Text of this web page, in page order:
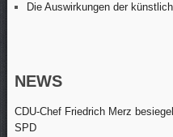
Die Auswirkungen der
NEWS
CDU-Chef Friedrich Merz
SPD